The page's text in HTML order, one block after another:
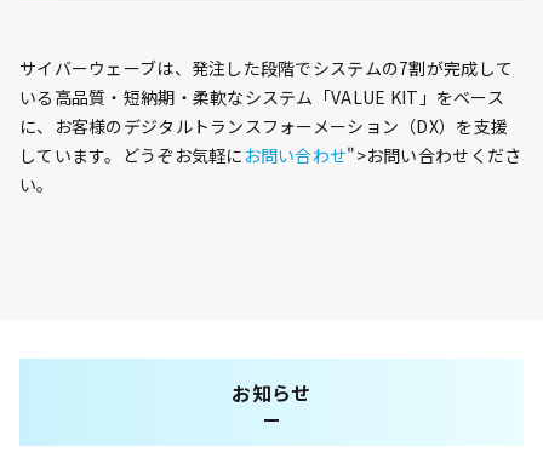
サイバーウェーブは、発注した段階でシステムの7割が完成して
いる高品質・短納期・柔軟なシステム「VALUE KIT」をベース
に、お客様のデジタルトランスフォーメーション（DX）を支援
しています。どうぞお気軽に お問い合わせ">お問い合わせくださ
い。
お知らせ